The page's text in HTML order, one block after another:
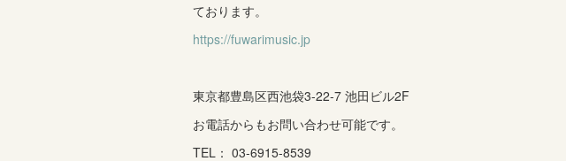
ております。
https://fuwarimusic.jp
東京都豊島区西池袋3-22-7 池田ビル2F
お電話からもお問い合わせ可能です。
TEL： 03-6915-8539